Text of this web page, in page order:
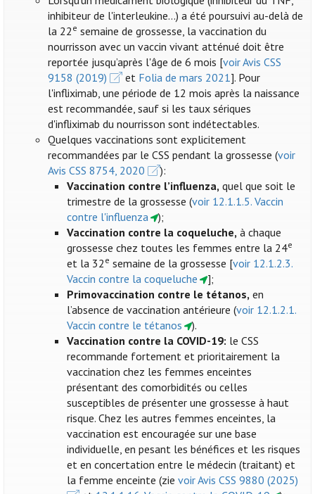
inhibiteur de l'interleukine...) a été poursuivi au-delà de
la 22 e semaine de grossesse, la vaccination du
nourrisson avec un vaccin vivant atténué doit être
reportée jusqu’après l'âge de 6 mois [voir Avis CSS
9158 (2019)
et Folia de mars 2021]. Pour
l'infliximab, une période de 12 mois après la naissance
est recommandée, sauf si les taux sériques
d'infliximab du nourrisson sont indétectables.
Quelques vaccinations sont explicitement
recommandées par le CSS pendant la grossesse (voir
Avis CSS 8754, 2020
):
Vaccination contre l’influenza, quel que soit le
trimestre de la grossesse (voir 12.1.1.5. Vaccin
contre l'influenza
);
Vaccination contre la coqueluche,à chaque
grossesse chez toutes les femmes entre la 24e
et la 32 e semaine de la grossesse [voir 12.1.2.3.
Vaccin contre la coqueluche
];
Primovaccination contre le tétanos, en
l’absence de vaccination antérieure (voir 12.1.2.1.
Vaccin contre le tétanos
).
Vaccination contre la COVID-19: le CSS
recommande fortement et prioritairement la
vaccination chez les femmes enceintes
présentant des comorbidités ou celles
susceptibles de présenter une grossesse à haut
risque. Chez les autres femmes enceintes, la
vaccination est encouragée sur une base
individuelle, en pesant les bénéfices et les risques
et en concertation entre le médecin (traitant) et
la femme enceinte (zie voir Avis CSS 9880 (2025)